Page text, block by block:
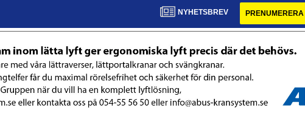
NYHETSBREV PRENUMERERA